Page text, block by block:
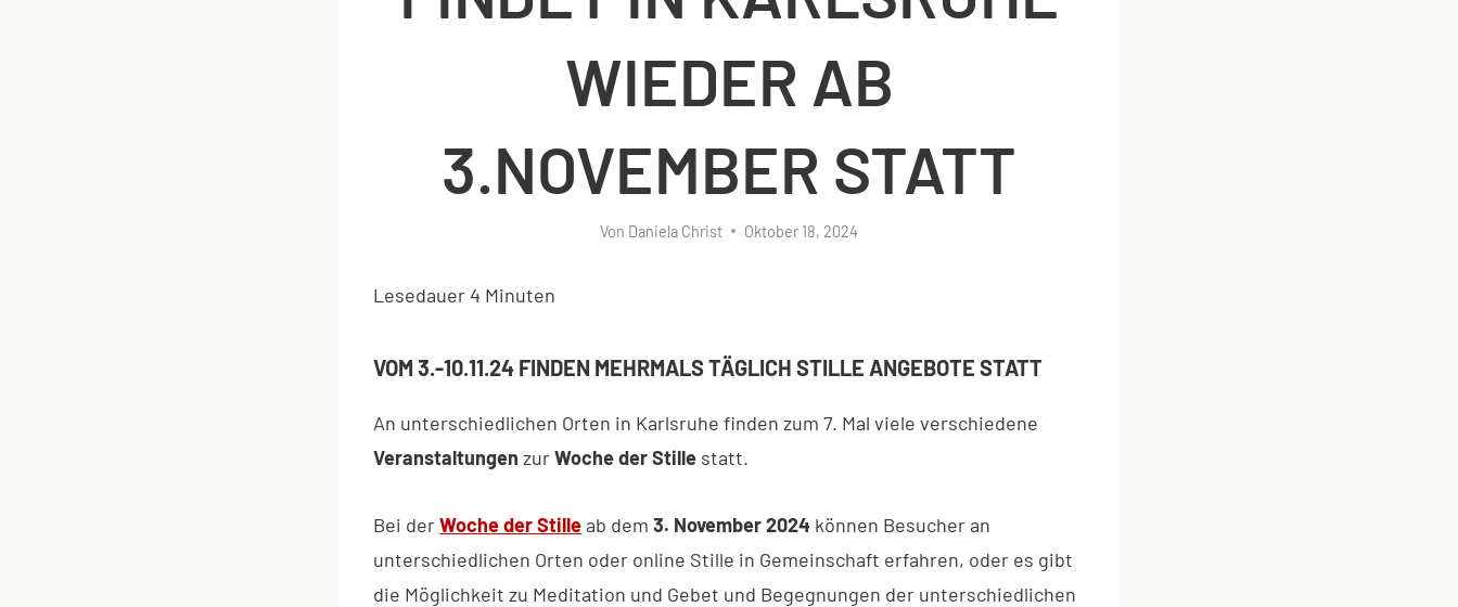
WIEDER AB
3.NOVEMBER STATT
Von Daniela Christ Oktober 18, 2024
Lesedauer 4 Minuten
VOM 3.-10.11.24 FINDEN MEHRMALS TÄGLICH STILLE ANGEBOTE STATT
An unterschiedlichen Orten in Karlsruhe finden zum 7. Mal viele verschiedene
Veranstaltungen zurWoche der Stille statt.
Bei derWoche der Stille ab dem 3. November 2024 können Besucher an
unterschiedlichen Orten oder online Stille in Gemeinschaft erfahren, oder es gibt
die Möglichkeit zu Meditation und Gebet und Begegnungen der unterschiedlichen